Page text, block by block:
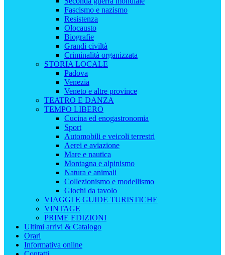
Fascismo e nazismo
Resistenza
Olocausto
Biografie
Grandi civiltà
Criminalità organizzata
STORIA LOCALE
Padova
Venezia
Veneto e altre province
TEATRO E DANZA
TEMPO LIBERO
Cucina ed enogastronomia
Sport
Automobili e veicoli terrestri
Aerei e aviazione
Mare e nautica
Montagna e alpinismo
Natura e animali
Collezionismo e modellismo
Giochi da tavolo
VIAGGI E GUIDE TURISTICHE
VINTAGE
PRIME EDIZIONI
Ultimi arrivi & Catalogo
Orari
Informativa online